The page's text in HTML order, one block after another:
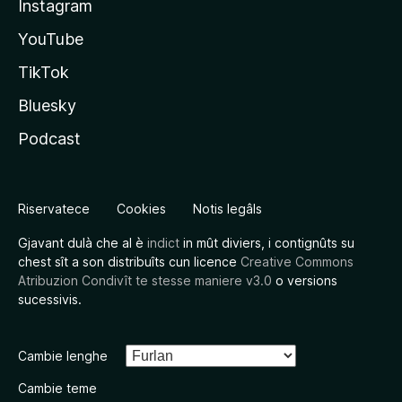
Instagram
YouTube
TikTok
Bluesky
Podcast
Riservatece Cookies Notis legâls
Gjavant dulà che al è indict in mût diviers, i contignûts su
chest sît a son distribuîts cun licence Creative Commons
Atribuzion Condivît te stesse maniere v3.0 o versions
sucessivis.
Cambie lenghe
Cambie teme